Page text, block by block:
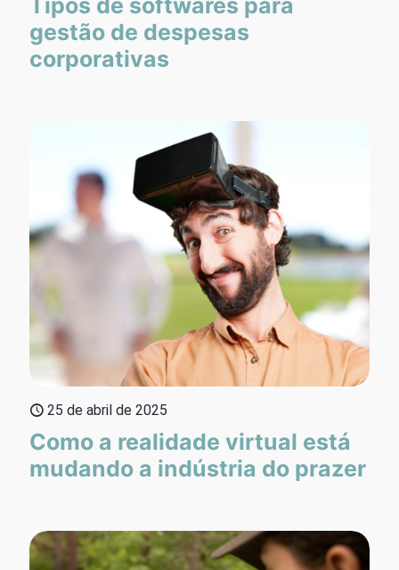
gestão de despesas
corporativas
25 de abril de 2025
Como a realidade virtual está
mudando a indústria do prazer